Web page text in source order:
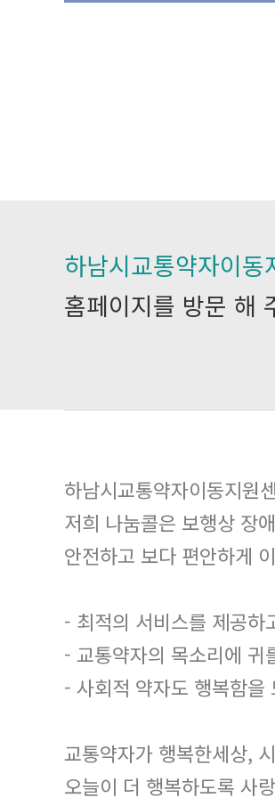
하남시교통약자이동
홈페이지를 방문 해
하남시교통약자이동지원
저희 나눔콜은 보행상 장
안전하고 보다 편안하게
- 최적의 서비스를 제공하
- 교통약자의 목소리에 귀
- 사회적 약자도 행복함을
교통약자가 행복한세상,
오늘이 더 행복하도록 사